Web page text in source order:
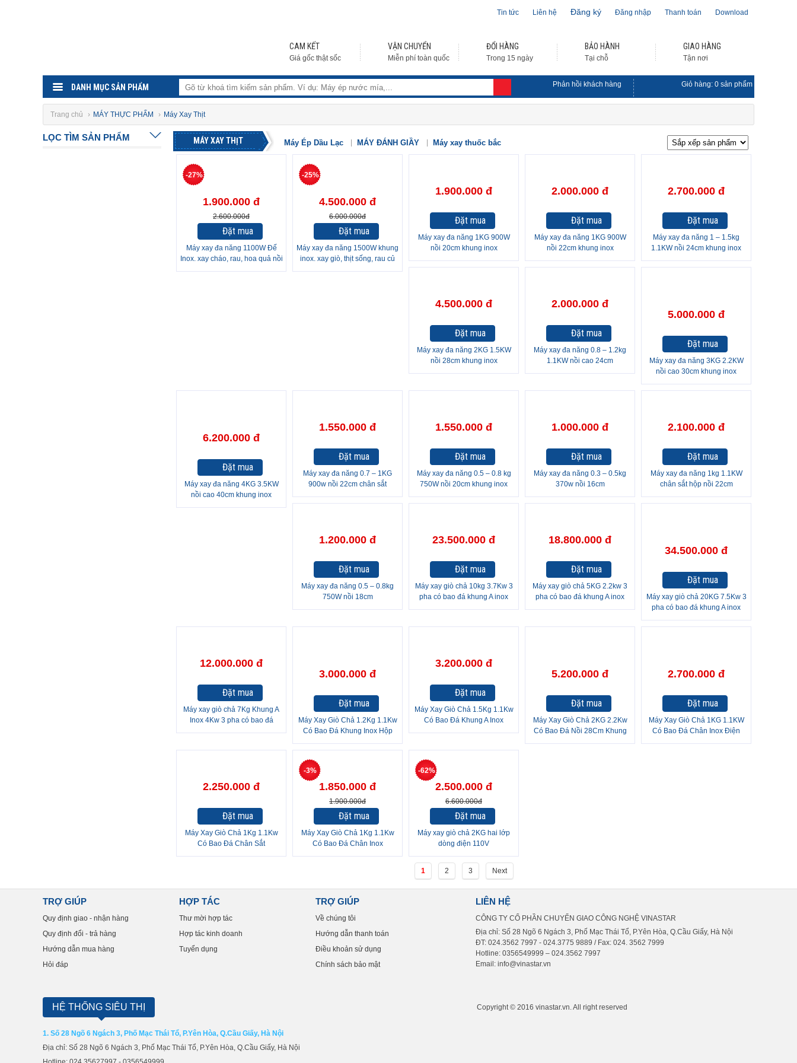
Tin tức Liên hệ Đăng ký Đăng nhập Thanh toán Download
CAM KẾT
Giá gốc thật sốc
VẬN CHUYỂN
Miễn phí toàn quốc
ĐỔI HÀNG
Trong 15 ngày
BẢO HÀNH
Tại chỗ
GIAO HÀNG
Tận nơi
DANH MỤC SẢN PHẨM Phản hồi khách hàng Giỏ hàng: 0 sản phẩm
Trang chủ › MÁY THỰC PHẨM › Máy Xay Thịt
LỌC TÌM SẢN PHẨM MÁY XAY THỊT Máy Ép Dầu Lạc MÁY ĐÁNH GIẦY Máy xay thuốc bắc
-27%
1.900.000 đ
2.600.000đ
Đặt mua
Máy xay đa năng 1100W Đế
Inox. xay cháo, rau, hoa quả nồi
25cm
-25%
4.500.000 đ
6.000.000đ
Đặt mua
Máy xay đa năng 1500W khung
inox. xay giò, thịt sống, rau củ
có bao đá.
1.900.000 đ
Đặt mua
Máy xay đa năng 1KG 900W
nồi 20cm khung inox
2.000.000 đ
Đặt mua
Máy xay đa năng 1KG 900W
nồi 22cm khung inox
2.700.000 đ
Đặt mua
Máy xay đa năng 1 – 1.5kg
1.1KW nồi 24cm khung inox
4.500.000 đ
Đặt mua
Máy xay đa năng 2KG 1.5KW
nồi 28cm khung inox
2.000.000 đ
Đặt mua
Máy xay đa năng 0.8 – 1.2kg
1.1KW nồi cao 24cm
5.000.000 đ
Đặt mua
Máy xay đa năng 3KG 2.2KW
nồi cao 30cm khung inox
6.200.000 đ
Đặt mua
Máy xay đa năng 4KG 3.5KW
nồi cao 40cm khung inox
1.550.000 đ
Đặt mua
Máy xay đa năng 0.7 – 1KG
900w nồi 22cm chân sắt
1.550.000 đ
Đặt mua
Máy xay đa năng 0.5 – 0.8 kg
750W nồi 20cm khung inox
1.000.000 đ
Đặt mua
Máy xay đa năng 0.3 – 0.5kg
370w nồi 16cm
2.100.000 đ
Đặt mua
Máy xay đa năng 1kg 1.1KW
chân sắt hộp nồi 22cm
1.200.000 đ
Đặt mua
Máy xay đa năng 0.5 – 0.8kg
750W nồi 18cm
23.500.000 đ
Đặt mua
Máy xay giò chả 10kg 3.7Kw 3
pha có bao đá khung A inox
18.800.000 đ
Đặt mua
Máy xay giò chả 5KG 2.2kw 3
pha có bao đá khung A inox
34.500.000 đ
Đặt mua
Máy xay giò chả 20KG 7.5Kw 3
pha có bao đá khung A inox
12.000.000 đ
Đặt mua
Máy xay giò chả 7Kg Khung A
Inox 4Kw 3 pha có bao đá
3.000.000 đ
Đặt mua
Máy Xay Giò Chả 1.2Kg 1.1Kw
Có Bao Đá Khung Inox Hộp
3.200.000 đ
Đặt mua
Máy Xay Giò Chả 1.5Kg 1.1Kw
Có Bao Đá Khung A Inox
5.200.000 đ
Đặt mua
Máy Xay Giò Chả 2KG 2.2Kw
Có Bao Đá Nồi 28Cm Khung
Inox
2.700.000 đ
Đặt mua
Máy Xay Giò Chả 1KG 1.1KW
Có Bao Đá Chân Inox Điện
110V
2.250.000 đ
Đặt mua
Máy Xay Giò Chả 1Kg 1.1Kw
Có Bao Đá Chân Sắt
-3%
1.850.000 đ
1.900.000đ
Đặt mua
Máy Xay Giò Chả 1Kg 1.1Kw
Có Bao Đá Chân Inox
-62%
2.500.000 đ
6.600.000đ
Đặt mua
Máy xay giò chả 2KG hai lớp
dòng điện 110V
1 2 3 Next
TRỢ GIÚP
Quy định giao - nhận hàng
Quy định đổi - trả hàng
Hướng dẫn mua hàng
Hỏi đáp
HỢP TÁC
Thư mời hợp tác
Hợp tác kinh doanh
Tuyển dụng
TRỢ GIÚP
Về chúng tôi
Hướng dẫn thanh toán
Điều khoản sử dụng
Chính sách bảo mật
LIÊN HỆ
CÔNG TY CỔ PHẦN CHUYỂN GIAO CÔNG NGHỆ VINASTAR
Địa chỉ: Số 28 Ngõ 6 Ngách 3, Phố Mạc Thái Tổ, P.Yên Hòa, Q.Cầu Giấy, Hà Nội
ĐT: 024.3562 7997 - 024.3775 9889 / Fax: 024. 3562 7999
Hotline: 0356549999 – 024.3562 7997
Email: info@vinastar.vn
HỆ THỐNG SIÊU THỊ Copyright © 2016 vinastar.vn. All right reserved
1. Số 28 Ngõ 6 Ngách 3, Phố Mạc Thái Tổ, P.Yên Hòa, Q.Cầu Giấy, Hà Nội
Địa chỉ: Số 28 Ngõ 6 Ngách 3, Phố Mạc Thái Tổ, P.Yên Hòa, Q.Cầu Giấy, Hà Nội